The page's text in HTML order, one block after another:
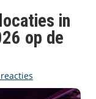
in
op de